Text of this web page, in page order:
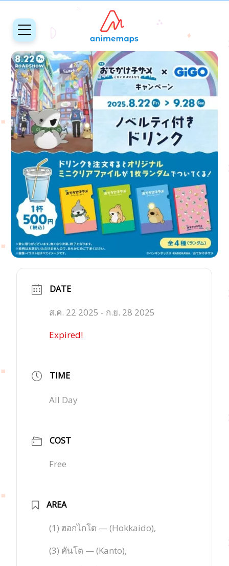
DATE
ส.ค. 22 2025 - ก.ย. 28 2025
Expired!
TIME
All Day
COST
Free
AREA
(1) ฮอกไกโด — (Hokkaido),
(3) คันโต — (Kanto),